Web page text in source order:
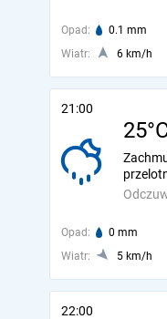
Opad: 0.1 mm
Wiatr:
6 km/h
21:00
Opad: 0 mm
Wiatr:
5 km/h
22:00